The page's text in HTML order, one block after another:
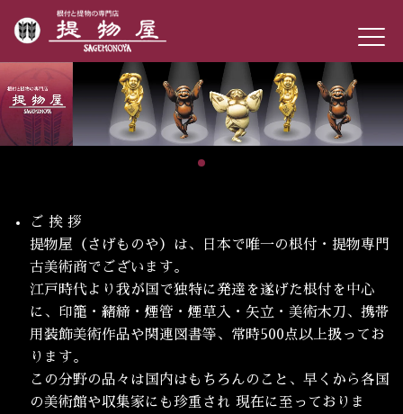
ご 挨 拶
提物屋（さげものや）は、日本で唯一の根付・提物専門
古美術商でございます。
江戸時代より我が国で独特に発達を遂げた根付を中心
に、印籠・緒締・煙管・煙草入・矢立・美術木刀、携帯
用装飾美術作品や関連図書等、常時500点以上扱ってお
ります。
この分野の品々は国内はもちろんのこと、早くから各国
の美術館や収集家にも珍重され 現在に至っておりま